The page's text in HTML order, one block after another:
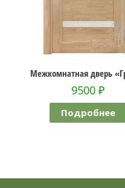
Межкомнатная дверь «Гранд»
9500₽
Подробнее